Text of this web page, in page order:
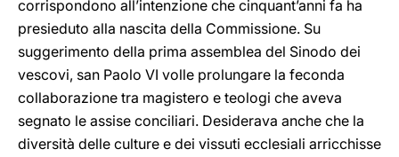
corrispondono all’intenzione che cinquant’anni fa ha
presieduto alla nascita della Commissione. Su
suggerimento della prima assemblea del Sinodo dei
vescovi, san Paolo VI volle prolungare la feconda
collaborazione tra magistero e teologi che aveva
segnato le assise conciliari. Desiderava anche che la
diversità delle culture e dei vissuti ecclesiali arricchisse